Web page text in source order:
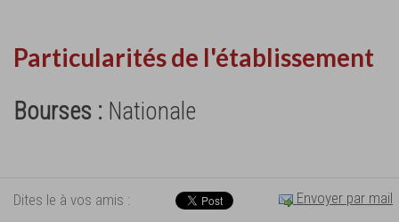
Particularités de l'établissement
Bourses : Nationale
Dites le à vos amis : Envoyer par mail